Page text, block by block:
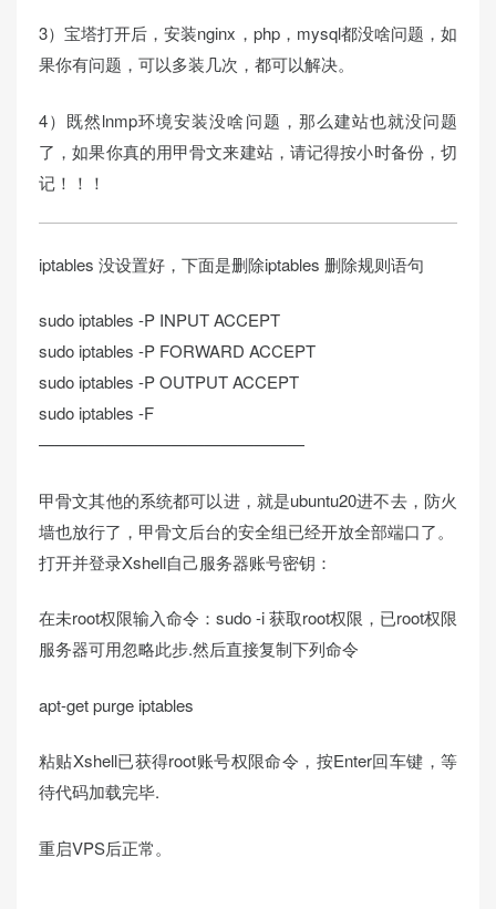
3）宝塔打开后，安装nginx，php，mysql都没啥问题，如
果你有问题，可以多装几次，都可以解决。
4）既然lnmp环境安装没啥问题，那么建站也就没问题
了，如果你真的用甲骨文来建站，请记得按小时备份，切
记！！！
iptables 没设置好，下面是删除iptables 删除规则语句
sudo iptables -P INPUT ACCEPT
sudo iptables -P FORWARD ACCEPT
sudo iptables -P OUTPUT ACCEPT
sudo iptables -F
————————————————
甲骨文其他的系统都可以进，就是ubuntu20进不去，防火
墙也放行了，甲骨文后台的安全组已经开放全部端口了。
打开并登录Xshell自己服务器账号密钥：
在未root权限输入命令：sudo -i 获取root权限，已root权限
服务器可用忽略此步.然后直接复制下列命令
apt-get purge iptables
粘贴Xshell已获得root账号权限命令，按Enter回车键，等
待代码加载完毕.
重启VPS后正常。